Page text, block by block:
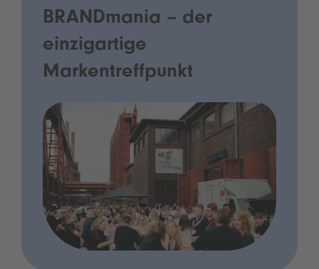
BRANDmania – der
einzigartige
Markentreffpunkt